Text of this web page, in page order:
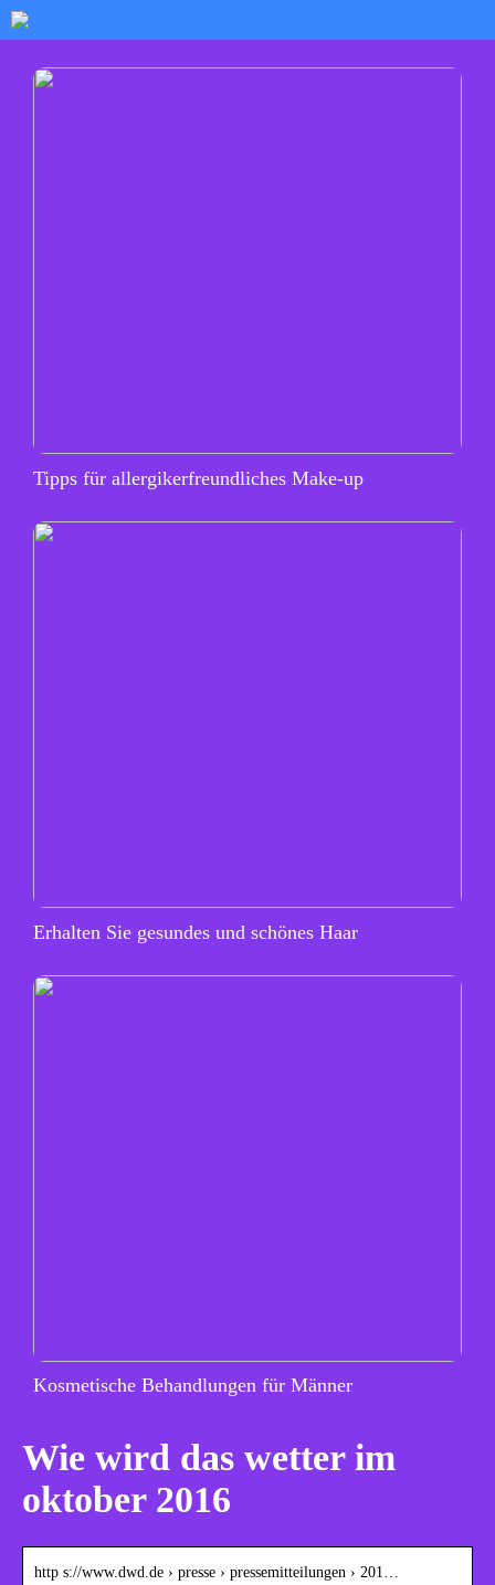
Tipps für allergikerfreundliches Make-up
Erhalten Sie gesundes und schönes Haar
Kosmetische Behandlungen für Männer
Wie wird das wetter im
oktober 2016
http s://www.dwd.de › presse › pressemitteilungen › 201…